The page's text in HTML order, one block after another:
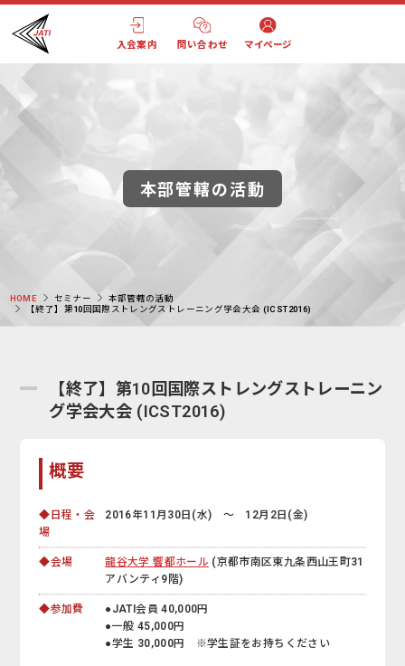
入会案内 問い合わせ マイページ
本部管轄の活動
HOME セミナー
本部管轄の活動
【終了】第10回国際ストレングストレーニング学会大会 (ICST2016)
【終了】第10回国際ストレングストレーニン
グ学会大会 (ICST2016)
概要
◆日程・会
場
2016年11月30日(水) ～ 12月2日(金)
◆会場 龍谷大学 響都ホール (京都市南区東九条西山王町31
アバンティ9階)
◆参加費
●JATI会員 40,000円
●一般 45,000円
●学生 30,000円 ※学生証をお持ちください